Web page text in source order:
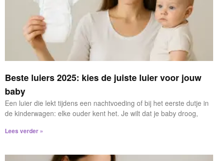
Beste luiers 2025: kies de juiste luier voor jouw
baby
Een luier die lekt tijdens een nachtvoeding of bij het eerste dutje in
de kinderwagen: elke ouder kent het. Je wilt dat je baby droog,
Lees verder »